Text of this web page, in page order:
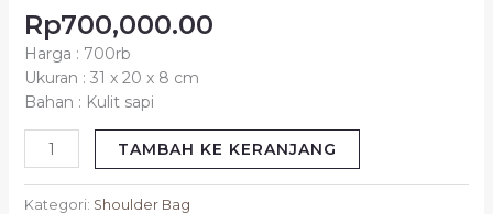
Rp700,000.00
Harga : 700rb
Ukuran : 31 x 20 x 8 cm
Bahan : Kulit sapi
Mocca
TAMBAH KE KERANJANG
Kategori: Shoulder Bag